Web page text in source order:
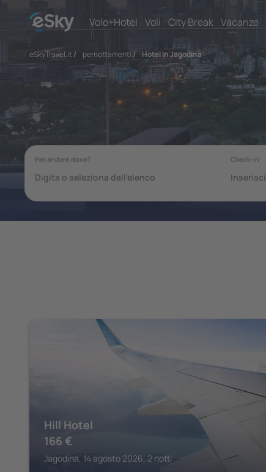
Volo+Hotel Voli City Break Vacanze
eSkyTravel.it / pernottamenti/ Hotel in Jagodina
Hill Hotel
166 €
Jagodina, 14 agosto 2026, 2 notti